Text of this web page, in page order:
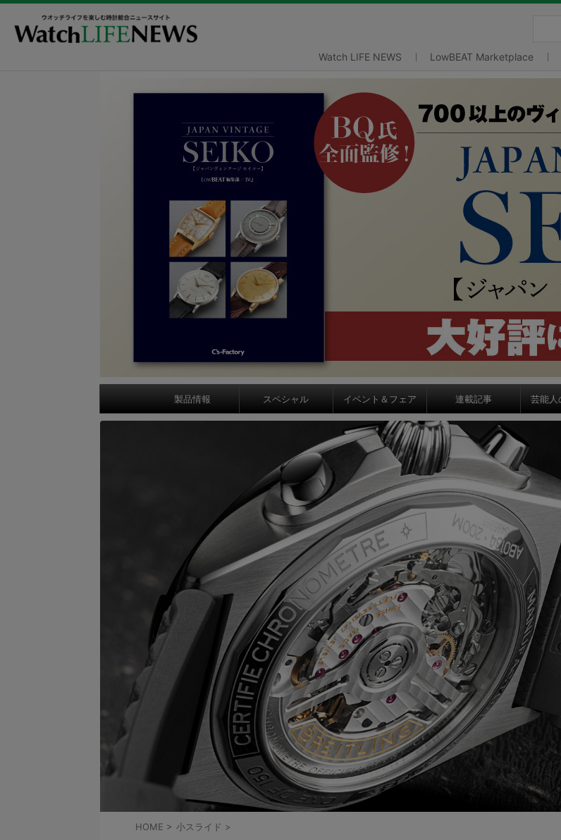
Watch LIFE NEWS LowBEAT Marketplace
製品情報 スペシャル イベント＆フェア 連載記事 芸能人
HOME > 小スライド >